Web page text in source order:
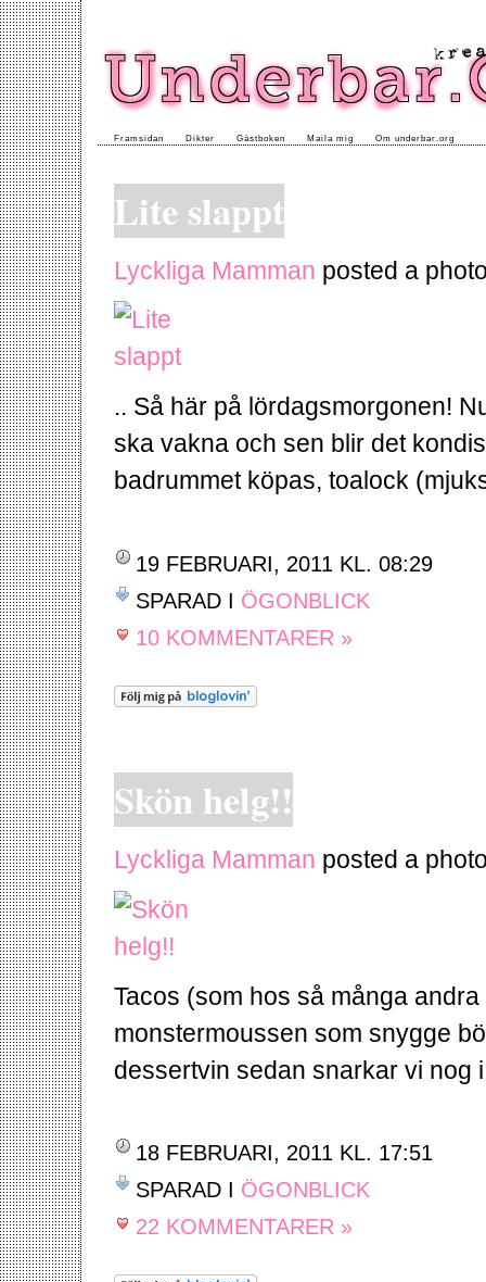
Framsidan Dikter Gästboken Maila mig Om underbar.org
Lite slappt
Lyckliga Mamman posted a
.. Så här på lördagsmorgonen!
ska vakna och sen blir det
badrummet köpas, toalock
19 FEBRUARI, 2011 KL. 08:29
SPARAD I ÖGONBLICK
10 KOMMENTARER »
Skön helg!!
Lyckliga Mamman posted a
Tacos (som hos så många
monstermoussen som snygge
dessertvin sedan snarkar vi nog
18 FEBRUARI, 2011 KL. 17:51
SPARAD I ÖGONBLICK
22 KOMMENTARER »